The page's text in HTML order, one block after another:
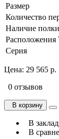
Размер
Количество
Наличие полки
Серия
Цена: 29 565 р.
0 отзывов
В корзину
В
В